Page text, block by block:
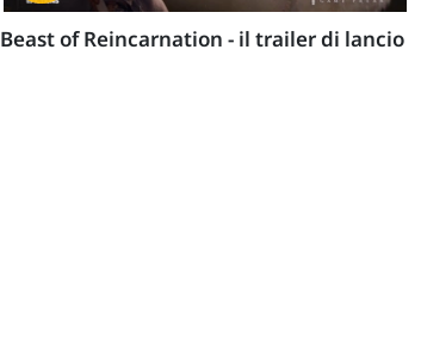
Beast of Reincarnation - il trailer di lancio